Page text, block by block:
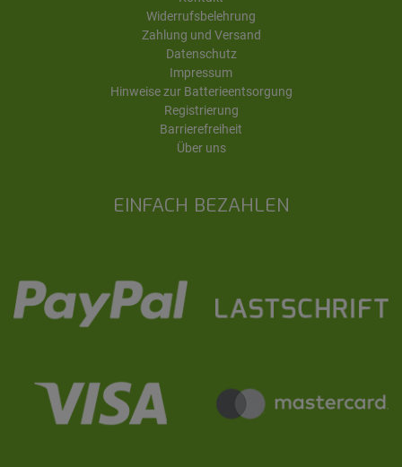
EINFACH BEZAHLEN
Widerrufsbelehrung
Zahlung und Versand
Datenschutz
Impressum
Hinweise zur Batterieentsorgung
Registrierung
Barrierefreiheit
Über uns